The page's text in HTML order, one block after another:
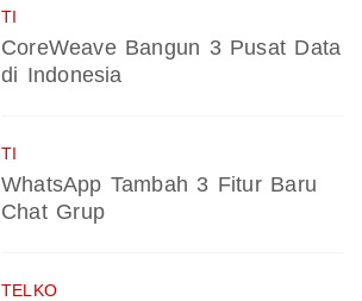
TI
CoreWeave Bangun 3 Pusat Data
di Indonesia
TI
WhatsApp Tambah 3 Fitur Baru
Chat Grup
TELKO